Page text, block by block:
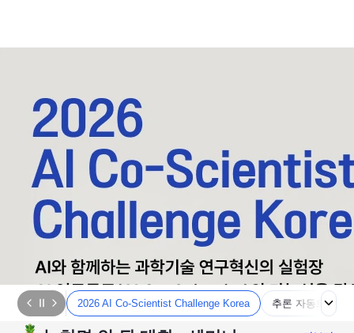
2026 AI Co-Scientist Challenge Korea 추론 자동화 튜토